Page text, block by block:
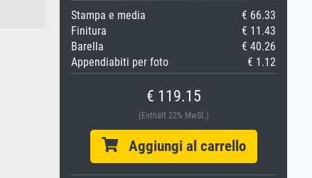
Stampa e media
€ 66.33
Finitura
€ 11.43
Barella
€ 40.26
Appendiabiti per foto
€ 1.12
€ 119.15
(Enthält 22% MwSt.)
Aggiungi al carrello